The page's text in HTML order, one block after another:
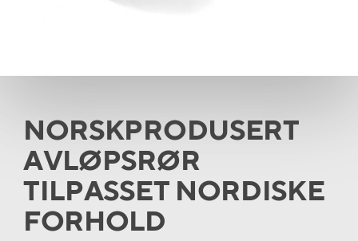
NORSKPRODUSERT
AVLØPSRØR
TILPASSET NORDISKE
FORHOLD